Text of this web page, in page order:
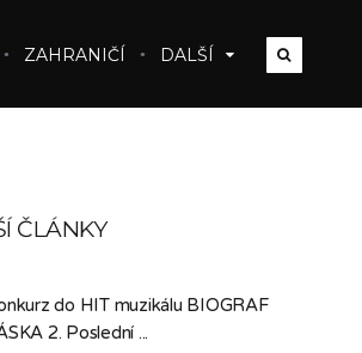
ZAHRANIČÍ DALŠÍ
ČLÁNKY
do HIT muzikálu BIOGRAF
2. Poslední ...